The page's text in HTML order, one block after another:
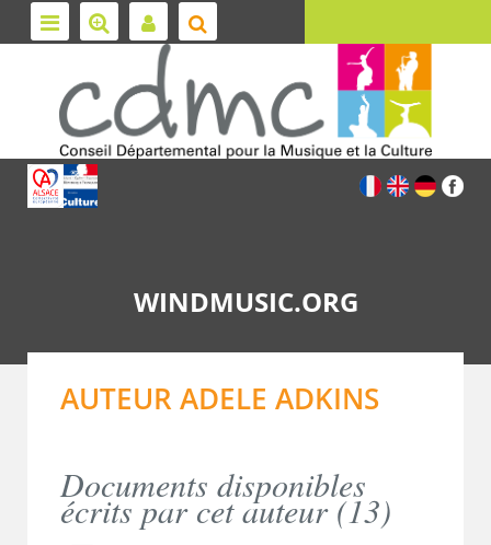
WINDMUSIC.ORG
AUTEUR ADELE ADKINS
Documents disponibles
écrits par cet auteur (13)